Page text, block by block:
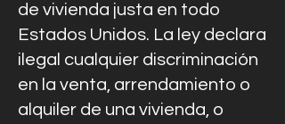
de vivienda justa en todo
Estados Unidos. La ley declara
ilegal cualquier discriminación
en la venta, arrendamiento o
alquiler de una vivienda, o